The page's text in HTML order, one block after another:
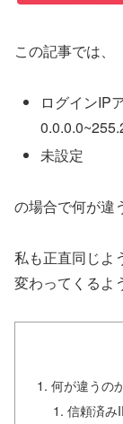
この記事では、
ログインIP
未設定
の場合で何が違
私も正直同じよ
変わってくるよ
何が違うの
信頼済み